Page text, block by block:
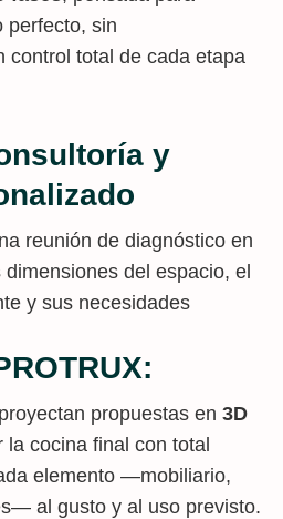
perfecto, sin
control total de cada etapa
y
reunión de diagnóstico en
del espacio, el
y sus necesidades
propuestas en 3D
cocina final con total
elemento —mobiliario,
al gusto y al uso previsto.